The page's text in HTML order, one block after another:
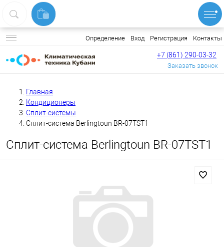
Определение Вход Регистрация Контакты
+7 (861) 290-03-32
Заказать звонок
Главная
Кондиционеры
Сплит-системы
Сплит-система Berlingtoun BR-07TST1
Сплит-система Berlingtoun BR-07TST1